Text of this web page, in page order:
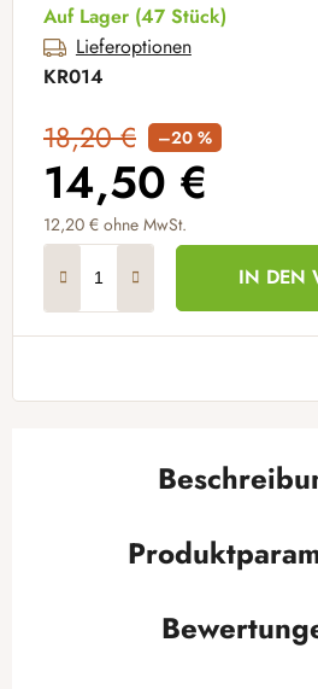
Auf Lager (47 Stück)
Lieferoptionen
KR014
18,20 € –20 %
14,50 €
12,20 € ohne MwSt.
IN DEN